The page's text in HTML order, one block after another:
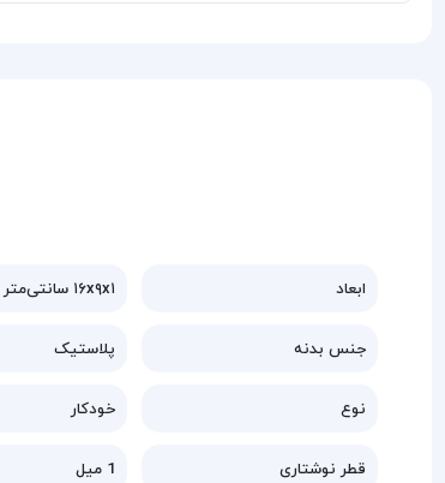
ابعاد ۱۶x۹x۱ سانتی‌متر
جنس بدنه پلاستیک
نوع خودکار
قطر نوشتاری 1 میل